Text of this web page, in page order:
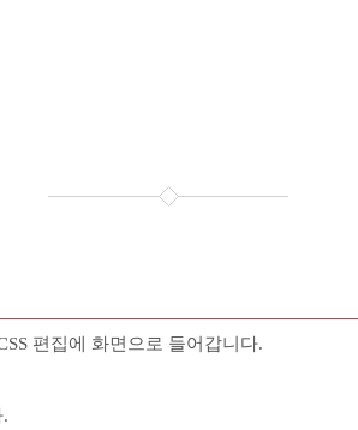
편집에 화면으로 들어갑니다.